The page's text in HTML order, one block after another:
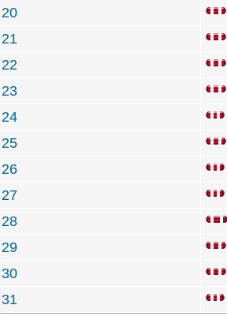
20
21
22
23
24
25
26
27
28
29
30
31